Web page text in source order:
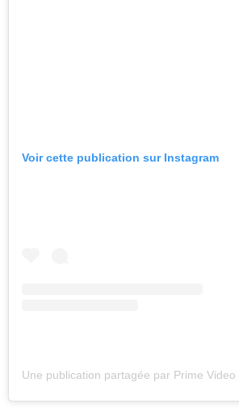
Voir cette publication sur Instagram